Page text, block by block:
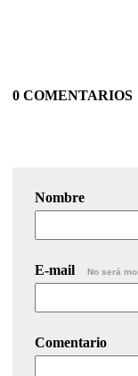
0 COMENTARIOS
Nombre
E-mail No será
Comentario